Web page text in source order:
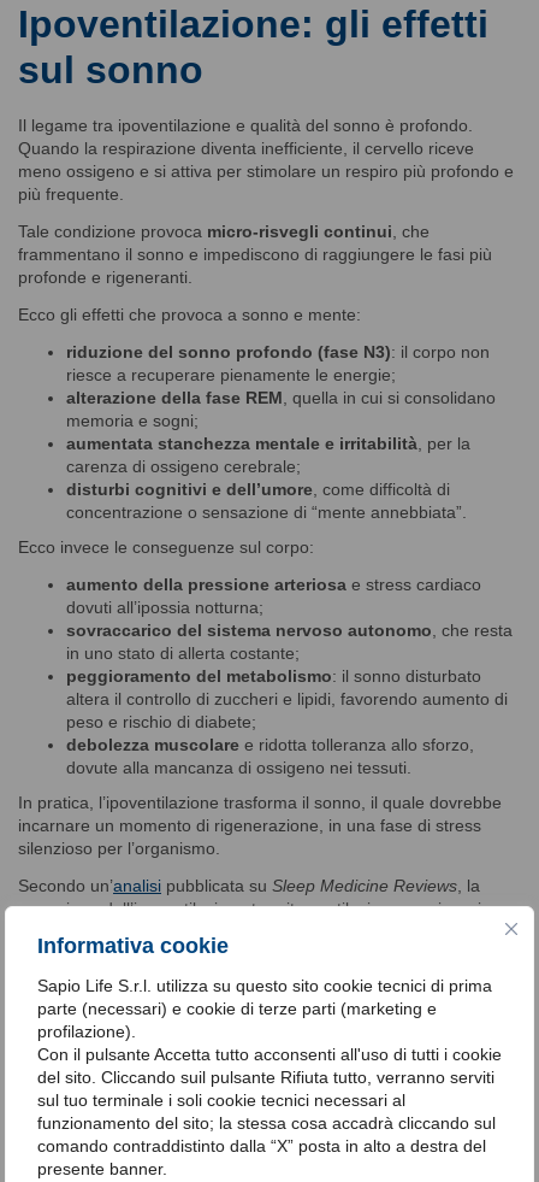
Informativa cookie
Sapio Life S.r.l. utilizza su questo sito cookie tecnici di prima
parte (necessari) e cookie di terze parti (marketing e
profilazione).
Con il pulsante Accetta tutto acconsenti all'uso di tutti i cookie
del sito. Cliccando suil pulsante Rifiuta tutto, verranno serviti
sul tuo terminale i soli cookie tecnici necessari al
funzionamento del sito; la stessa cosa accadrà cliccando sul
comando contraddistinto dalla “X” posta in alto a destra del
presente banner.
Ipoventilazione: gli effetti
sul sonno
Il legame tra ipoventilazione e qualità del sonno è profondo.
Quando la respirazione diventa inefficiente, il cervello riceve
meno ossigeno e si attiva per stimolare un respiro più profondo e
più frequente.
Tale condizione provoca micro-risvegli continui , che
frammentano il sonno e impediscono di raggiungere le fasi più
profonde e rigeneranti.
Ecco gli effetti che provoca a sonno e mente:
riduzione del sonno profondo (fase N3): il corpo non
riesce a recuperare pienamente le energie;
alterazione della fase REM , quella in cui si consolidano
memoria e sogni;
aumentata stanchezza mentale e irritabilità , per la
carenza di ossigeno cerebrale;
disturbi cognitivi e dell’umore , come difficoltà di
concentrazione o sensazione di “mente annebbiata”.
Ecco invece le conseguenze sul corpo:
aumento della pressione arteriosa e stress cardiaco
dovuti all’ipossia notturna;
sovraccarico del sistema nervoso autonomo , che resta
in uno stato di allerta costante;
peggioramento del metabolismo: il sonno disturbato
altera il controllo di zuccheri e lipidi, favorendo aumento di
peso e rischio di diabete;
debolezza muscolare e ridotta tolleranza allo sforzo,
dovute alla mancanza di ossigeno nei tessuti.
In pratica, l’ipoventilazione trasforma il sonno, il quale dovrebbe
incarnare un momento di rigenerazione, in una fase di stress
silenzioso per l’organismo.
Secondo un’analisi pubblicata su Sleep Medicine Reviews , la
correzione dell’ipoventilazione tramite ventilazione non invasiva
soggettiva del sonno, il tono dell’umore e la funzione cognitiva.
Quando, dunque, rivolgersi al medico?
È importante non sottovalutare sintomi come la
diurna , lastanchezza cronicao lacefalea mattutina. Se
presenti, è consigliato un consulto con ilpneumologoo ilcentro
del sonno, che potrà prescrivere test mirati.
Un trattamento tempestivo può prevenire complicanze gravi come
insufficienza respiratoria, ipertensione polmonare o problemi